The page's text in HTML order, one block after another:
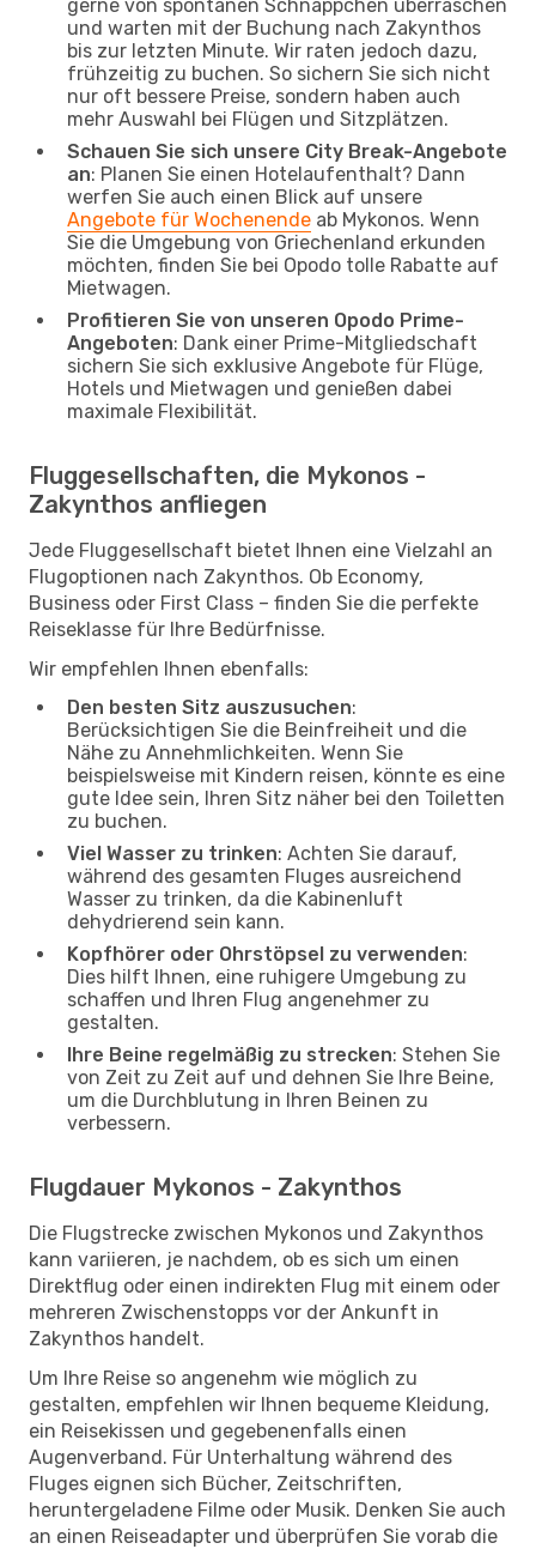
gerne von spontanen Schnäppchen überraschen
und warten mit der Buchung nach Zakynthos
bis zur letzten Minute. Wir raten jedoch dazu,
frühzeitig zu buchen. So sichern Sie sich nicht
nur oft bessere Preise, sondern haben auch
mehr Auswahl bei Flügen und Sitzplätzen.
Schauen Sie sich unsere City Break-Angebote
an: Planen Sie einen Hotelaufenthalt? Dann
werfen Sie auch einen Blick auf unsere
Angebote für Wochenende ab Mykonos. Wenn
Sie die Umgebung von Griechenland erkunden
möchten, finden Sie bei Opodo tolle Rabatte auf
Mietwagen.
Profitieren Sie von unseren Opodo Prime-
Angeboten: Dank einer Prime-Mitgliedschaft
sichern Sie sich exklusive Angebote für Flüge,
Hotels und Mietwagen und genießen dabei
maximale Flexibilität.
Fluggesellschaften, die Mykonos -
Zakynthos anfliegen
Jede Fluggesellschaft bietet Ihnen eine Vielzahl an
Flugoptionen nach Zakynthos. Ob Economy,
Business oder First Class – finden Sie die perfekte
Reiseklasse für Ihre Bedürfnisse.
Wir empfehlen Ihnen ebenfalls:
Den besten Sitz auszusuchen:
Berücksichtigen Sie die Beinfreiheit und die
Nähe zu Annehmlichkeiten. Wenn Sie
beispielsweise mit Kindern reisen, könnte es eine
gute Idee sein, Ihren Sitz näher bei den Toiletten
zu buchen.
Viel Wasser zu trinken: Achten Sie darauf,
während des gesamten Fluges ausreichend
Wasser zu trinken, da die Kabinenluft
dehydrierend sein kann.
Kopfhörer oder Ohrstöpsel zu verwenden:
Dies hilft Ihnen, eine ruhigere Umgebung zu
schaffen und Ihren Flug angenehmer zu
gestalten.
Ihre Beine regelmäßig zu strecken: Stehen Sie
von Zeit zu Zeit auf und dehnen Sie Ihre Beine,
um die Durchblutung in Ihren Beinen zu
verbessern.
Flugdauer Mykonos - Zakynthos
Die Flugstrecke zwischen Mykonos und Zakynthos
kann variieren, je nachdem, ob es sich um einen
Direktflug oder einen indirekten Flug mit einem oder
mehreren Zwischenstopps vor der Ankunft in
Zakynthos handelt.
Um Ihre Reise so angenehm wie möglich zu
gestalten, empfehlen wir Ihnen bequeme Kleidung,
ein Reisekissen und gegebenenfalls einen
Augenverband. Für Unterhaltung während des
Fluges eignen sich Bücher, Zeitschriften,
heruntergeladene Filme oder Musik. Denken Sie auch
an einen Reiseadapter und überprüfen Sie vorab die